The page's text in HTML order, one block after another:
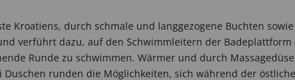
Kroatiens, durch schmale und langgezogene Buchten
verführt dazu, auf den Schwimmleitern der Badeplattform
Runde zu schwimmen. Wärmer und durch
runden die Möglichkeiten, sich während der